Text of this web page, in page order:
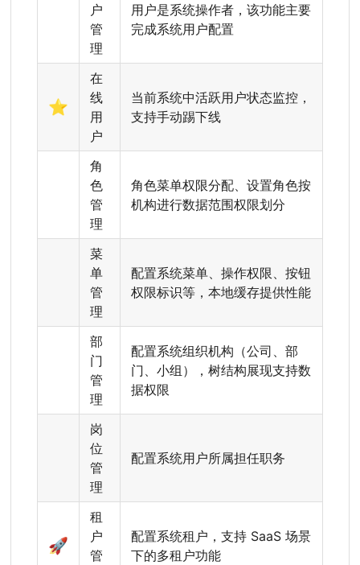
户
管
理
用户是系统操作者，该功能主要
完成系统用户配置
⭐
在
线
用
户
当前系统中活跃用户状态监控，
支持手动踢下线
角
色
管
理
角色菜单权限分配、设置角色按
机构进行数据范围权限划分
菜
单
管
理
配置系统菜单、操作权限、按钮
权限标识等，本地缓存提供性能
部
门
管
理
配置系统组织机构（公司、部
门、小组），树结构展现支持数
据权限
岗
位
管
理
配置系统用户所属担任职务
🚀
租
户
管
配置系统租户，支持 SaaS 场景
下的多租户功能